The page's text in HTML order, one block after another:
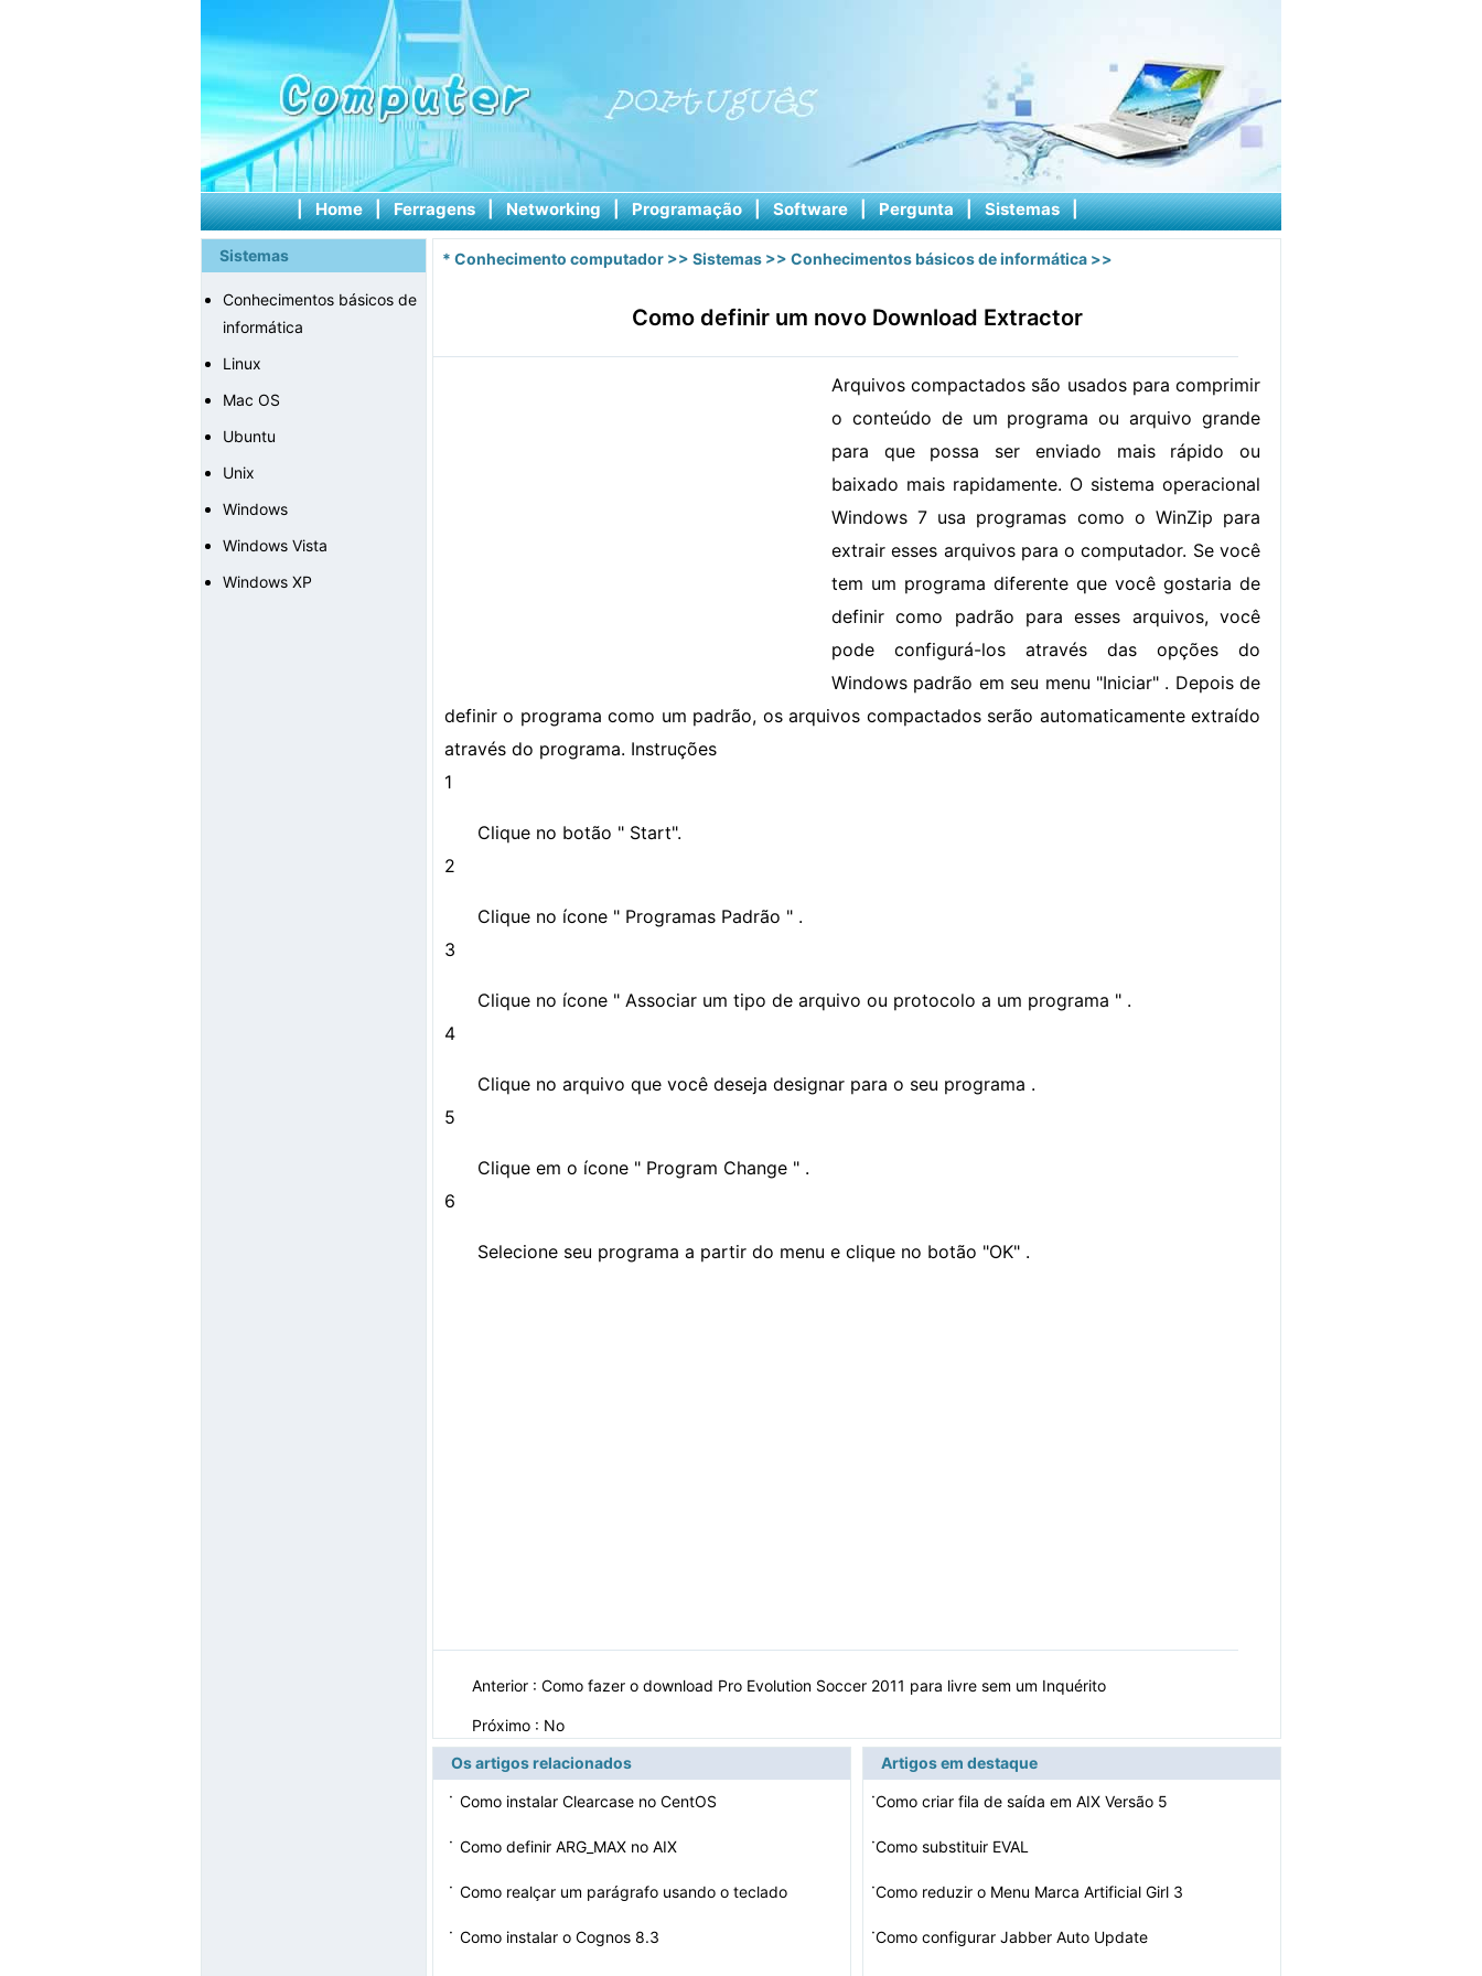
| Home | Ferragens | Networking | Programação | Software | Pergunta | Sistemas |
Sistemas
Conhecimentos básicos de
informática
Linux
Mac OS
Ubuntu
Unix
Windows
Windows Vista
Windows XP
* Conhecimento computador >> Sistemas >> Conhecimentos básicos de informática >>
Como definir um novo Download Extractor
Arquivos compactados são usados ​​para comprimir
o conteúdo de um programa ou arquivo grande
para que possa ser enviado mais rápido ou
baixado mais rapidamente. O sistema operacional
Windows 7 usa programas como o WinZip para
extrair esses arquivos para o computador. Se você
tem um programa diferente que você gostaria de
definir como padrão para esses arquivos, você
pode configurá-los através das opções do
Windows padrão em seu menu "Iniciar" . Depois de
definir o programa como um padrão, os arquivos compactados serão automaticamente extraído
através do programa. Instruções
1
Clique no botão " Start".
2
Clique no ícone " Programas Padrão " .
3
Clique no ícone " Associar um tipo de arquivo ou protocolo a um programa " .
4
Clique no arquivo que você deseja designar para o seu programa .
5
Clique em o ícone " Program Change " .
6
Selecione seu programa a partir do menu e clique no botão "OK" .
Anterior : Como fazer o download Pro Evolution Soccer 2011 para livre sem um Inquérito
Próximo : No
Os artigos relacionados
· Como instalar Clearcase no CentOS
· Como definir ARG_MAX no AIX
· Como realçar um parágrafo usando o teclado
· Como instalar o Cognos 8.3
Artigos em destaque
·Como criar fila de saída em AIX Versão 5
·Como substituir EVAL
·Como reduzir o Menu Marca Artificial Girl 3
·Como configurar Jabber Auto Update